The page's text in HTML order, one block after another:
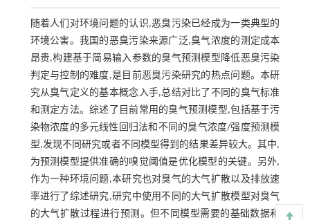
随着人们对环境问题的认识,恶臭污染已经成为一类典型的
环境公害。我国的恶臭污染来源广泛,臭气浓度的测定成本
昂贵,构建基于简易输入参数的臭气预测模型降低恶臭污染
判定与控制的难度,是目前恶臭污染研究的热点问题。本研
究从臭气定义的基本概念入手,总结对比了不同的臭气标准
和测定方法。综述了目前常用的臭气预测模型,包括基于污
染物浓度的多元线性回归法和不同的臭气浓度/强度预测模
型,发现不同研究或者不同模型得到的结果差异较大。其中,
为预测模型提供准确的嗅觉阈值是优化模型的关键。另外,
作为一种环境问题,本研究也对臭气的大气扩散以及排放速
率进行了综述研究,研究中使用不同的大气扩散模型对臭气
的大气扩散过程进行预测。但不同模型需要的基础数据和